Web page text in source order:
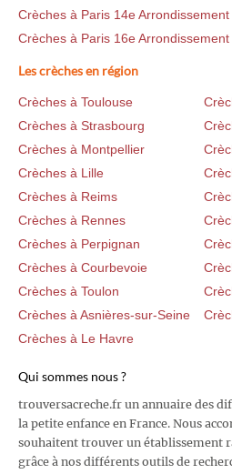
Crèches à Paris 14e Arrondissement
Crèches à Paris 16e Arrondissement
Les crèches en région
Crèches à Toulouse
Crèches à Strasbourg
Crèches à Montpellier
Crèches à Lille
Crèches à Reims
Crèches à Rennes
Crèches à Perpignan
Crèches à Courbevoie
Crèches à Toulon
Crèches à Asnières-sur-Seine
Crèches à Le Havre
Qui sommes nous ?
trouversacreche.fr un annuaire des
la petite enfance en France. Nous
souhaitent trouver un établissement
grâce à nos différents outils de